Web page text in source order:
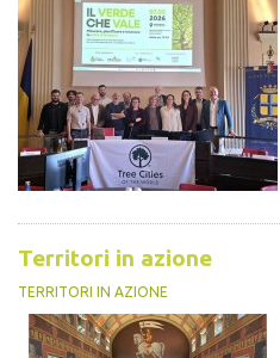
Territori in azione
TERRITORI IN AZIONE